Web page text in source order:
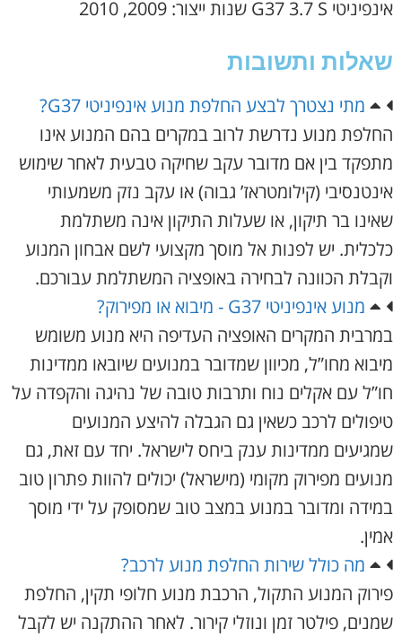
אינפיניטי G37 3.7 S שנות ייצור: 2009, 2010
שאלות ותשובות
מתי נצטרך לבצע החלפת מנוע אינפיניטי G37?
החלפת מנוע נדרשת לרוב במקרים בהם המנוע אינו
מתפקד בין אם מדובר עקב שחיקה טבעית לאחר שימוש
אינטנסיבי (קילומטראז’ גבוה) או עקב נזק משמעותי
שאינו בר תיקון, או שעלות התיקון אינה משתלמת
כלכלית. יש לפנות אל מוסך מקצועי לשם אבחון המנוע
וקבלת הכוונה לבחירה באופציה המשתלמת עבורכם.
מנוע אינפיניטי G37 - מיבוא או מפירוק?
במרבית המקרים האופציה העדיפה היא מנוע משומש
מיבוא מחו”ל, מכיוון שמדובר במנועים שיובאו ממדינות
חו”ל עם אקלים נוח ותרבות טובה של נהיגה והקפדה על
טיפולים לרכב כשאין גם הגבלה להיצע המנועים
שמגיעים ממדינות ענק ביחס לישראל. יחד עם זאת, גם
מנועים מפירוק מקומי (מישראל) יכולים להוות פתרון טוב
במידה ומדובר במנוע במצב טוב שמסופק על ידי מוסך
אמין.
מה כולל שירות החלפת מנוע לרכב?
פירוק המנוע התקול, הרכבת מנוע חלופי תקין, החלפת
שמנים, פילטר זמן ונוזלי קירור. לאחר ההתקנה יש לקבל